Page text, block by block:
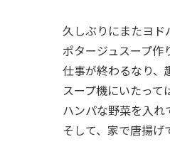
久しぶりにまたヨド
ポタージュスープ作
仕事が終わるなり、
スープ機にいたって
ハンパな野菜を入れ
そして、家で唐揚げ